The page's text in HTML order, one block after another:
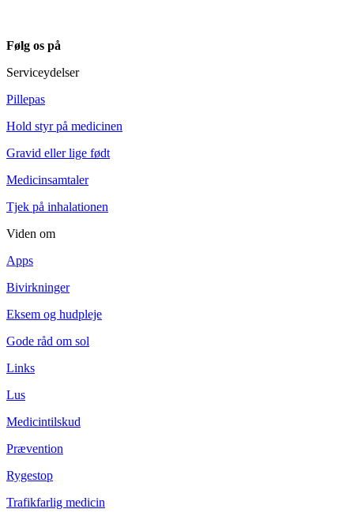
Følg os på
Serviceydelser
Pillepas
Hold styr på medicinen
Gravid eller lige født
Medicinsamtaler
Tjek på inhalationen
Viden om
Apps
Bivirkninger
Eksem og hudpleje
Gode råd om sol
Links
Lus
Medicintilskud
Prævention
Rygestop
Trafikfarlig medicin